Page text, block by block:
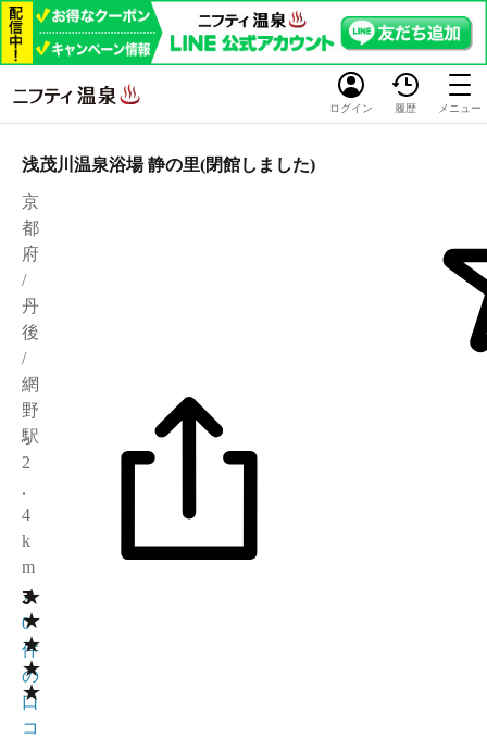
ログイン 履歴 メニュー
浅茂川温泉浴場 静の里(閉館しました)
京
都
府
/
丹
後
/
網
野
駅
2
.
4
k
m
★
★
★
★
★
3
2
0
件
の
口
コ